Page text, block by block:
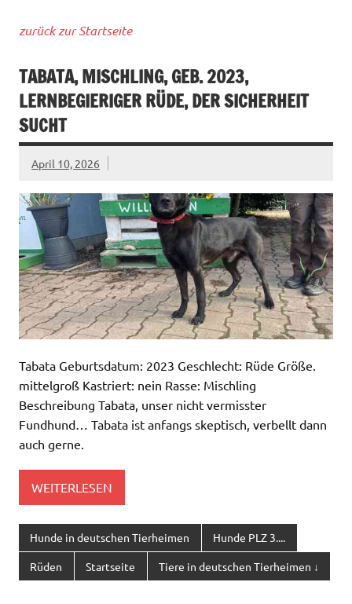
zurück zur Startseite
TABATA, MISCHLING, GEB. 2023,
LERNBEGIERIGER RÜDE, DER SICHERHEIT
SUCHT
April 10, 2026
Tabata Geburtsdatum: 2023 Geschlecht: Rüde Größe.
mittelgroß Kastriert: nein Rasse: Mischling
Beschreibung Tabata, unser nicht vermisster
Fundhund… Tabata ist anfangs skeptisch, verbellt dann
auch gerne.
WEITERLESEN
Hunde in deutschen Tierheimen Hunde PLZ 3....
Rüden Startseite Tiere in deutschen Tierheimen ↓